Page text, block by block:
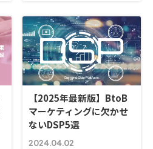
【2025年最新版】BtoB
マーケティングに欠かせ
ないDSP5選
2024.04.02